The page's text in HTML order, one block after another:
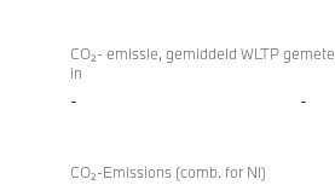
CO₂- emissie, gemiddeld WLTP
in
- -
CO₂-Emissions (comb. for NI)